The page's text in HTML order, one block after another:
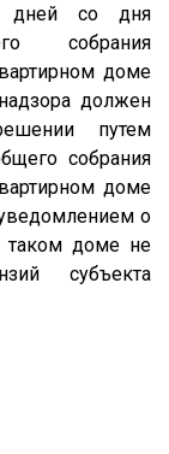
дней со дня
собрания
доме
должен
путем
собрания
доме
о
таком доме не
субъекта